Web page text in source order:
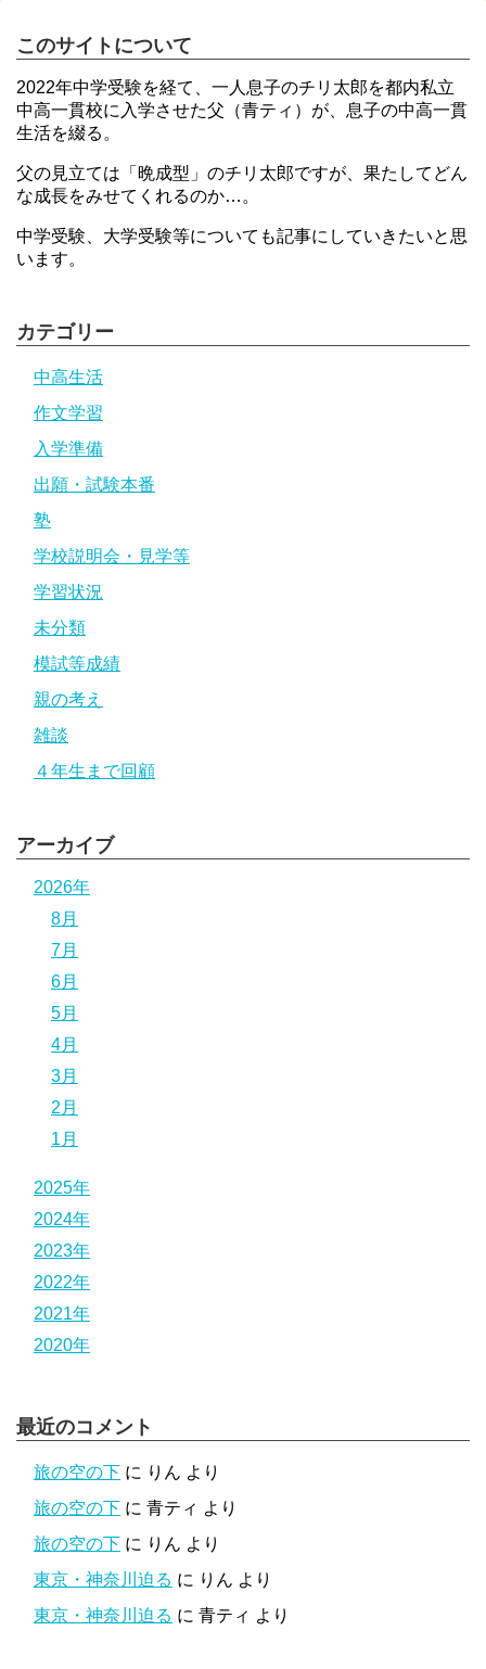
このサイトについて
2022年中学受験を経て、一人息子のチリ太郎を都内私立
中高一貫校に入学させた父（青ティ）が、息子の中高一貫
生活を綴る。
父の見立ては「晩成型」のチリ太郎ですが、果たしてどん
な成長をみせてくれるのか…。
中学受験、大学受験等についても記事にしていきたいと思
います。
カテゴリー
中高生活
作文学習
入学準備
出願・試験本番
塾
学校説明会・見学等
学習状況
未分類
模試等成績
親の考え
雑談
４年生まで回顧
アーカイブ
2026年
8月
7月
6月
5月
4月
3月
2月
1月
2025年
2024年
2023年
2022年
2021年
2020年
最近のコメント
旅の空の下 に りん より
旅の空の下 に 青ティ より
旅の空の下 に りん より
東京・神奈川迫る に りん より
東京・神奈川迫る に 青ティ より